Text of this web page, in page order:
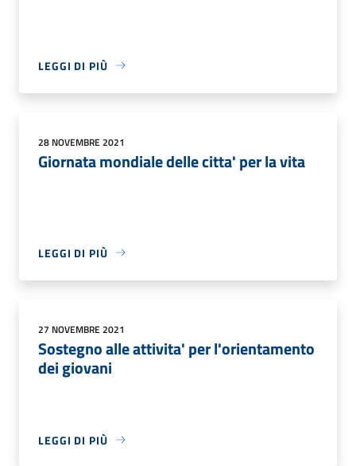
LEGGI DI PIÙ
28 NOVEMBRE 2021
Giornata mondiale delle citta' per la vita
LEGGI DI PIÙ
27 NOVEMBRE 2021
Sostegno alle attivita' per l'orientamento
dei giovani
LEGGI DI PIÙ